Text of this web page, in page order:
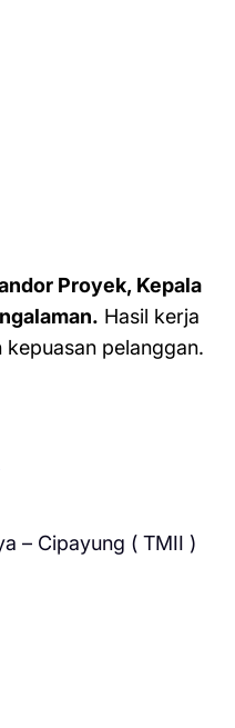
Proyek, Kepala
Hasil kerja
pelanggan.
– Cipayung ( TMII )